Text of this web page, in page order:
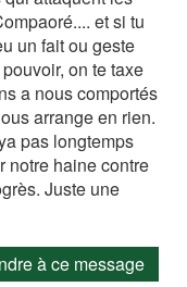
et si tu
un fait ou geste
on te taxe
a nous comportés
arrange en rien.
pas longtemps
notre haine contre
Juste une
à ce message